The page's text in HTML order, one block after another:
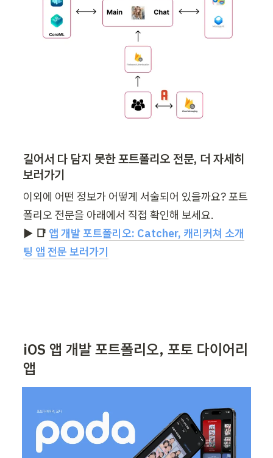
길어서 다 담지 못한 포트폴리오 전문, 더 자세히
보러가기
이외에 어떤 정보가 어떻게 서술되어 있을까요? 포트
▶︎ 📑 앱 개발 포트폴리오: Catcher, 캐리커쳐 소개
팅 앱 전문 보러가기
iOS 앱 개발 포트폴리오, 포토 다이어리
앱